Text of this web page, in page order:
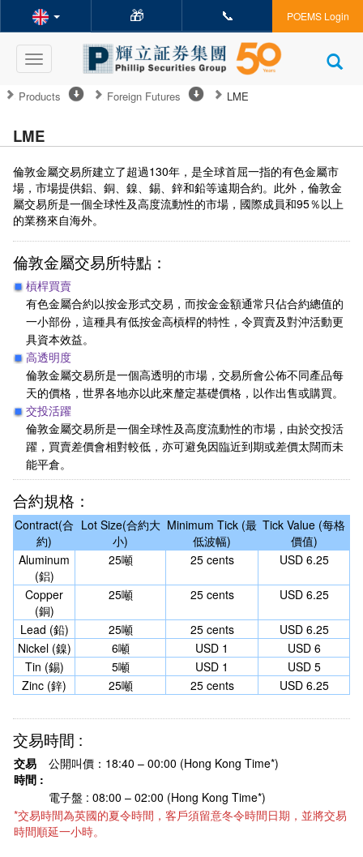
🎁 📞 POEMS Login
Toggle
navigation
Products Foreign Futures LME
LME
倫敦金屬交易所建立了超過130年，是全球首屈一指的有色金屬市
場，市場提供鋁、銅、鎳、錫、鋅和鉛等遠期合約。此外，倫敦金
屬交易所是一個全球性及高度流動性的市場，國際成員和95％以上
的業務來自海外。
倫敦金屬交易所特點：
槓桿買賣
有色金屬合約以按金形式交易，而按金金額通常只佔合約總值的
一小部份，這種具有低按金高槓桿的特性，令買賣及對沖活動更
具資本效益。
高透明度
倫敦金屬交易所是一個高透明的市場，交易所會公佈不同產品每
天的價格，世界各地亦以此來釐定基礎價格，以作出售或購買。
交投活躍
倫敦金屬交易所是一個全球性及高度流動性的市場，由於交投活
躍，買賣差價會相對較低，亦可避免因臨近到期或差價太闊而未
能平倉。
合約規格：
Contract(合
約)
Lot Size(合約大
小)
Minimum Tick (最
低波幅)
Tick Value (每格
價值)
Aluminum
(鋁)
25噸 25 cents USD 6.25
Copper
(銅)
25噸 25 cents USD 6.25
Lead (鉛) 25噸 25 cents
USD 6.25
Nickel (鎳)
6噸 USD 1
USD 6
Tin (錫)
5噸 USD 1
USD 5
Zinc (鋅)
25噸 25 cents USD 6.25
交易時間 :
交易
時間 :
公開叫價：18:40 – 00:00 (Hong Kong Time*)
電子盤 : 08:00 – 02:00 (Hong Kong Time*)
*交易時間為英國的夏令時間，客戶須留意冬令時間日期，並將交易
時間順延一小時。